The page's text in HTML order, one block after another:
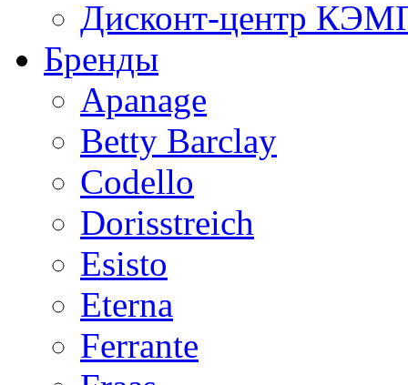
Дисконт-центр
Бренды
Apanage
Betty Barclay
Codello
Dorisstreich
Esisto
Eterna
Ferrante